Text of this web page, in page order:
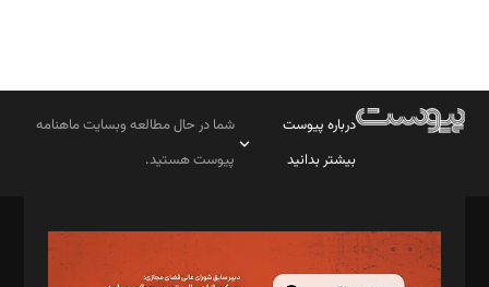
درباره پیوست
بیشتر بدانید
شما در حال مطالعه وبسایت ماهنامه
پیوست هستید.
مدیر مسئول: محمدباقر اثنی‌عشری
سردبیر: مهرک محمودی